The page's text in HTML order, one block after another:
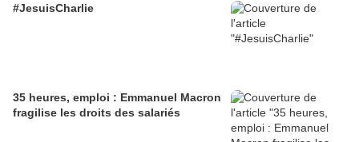
#JesuisCharlie
35 heures, emploi : Emmanuel Macron
fragilise les droits des salariés